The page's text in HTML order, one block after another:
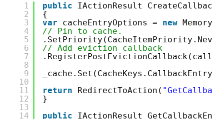
1
2
3
4
5
6
7
8
9
10
11
12
13
14
public
IActionResult
{
var
cacheEntryOptions = new
// Pin to cache.
// Add eviction callback
return
RedirectToAction(
}
public
IActionResult